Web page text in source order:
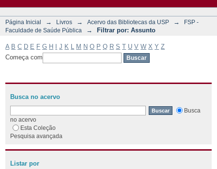
Página Inicial → Livros → Acervo das Bibliotecas da USP →
FSP -
Faculdade de Saúde Pública
→ Filtrar por: Assunto
A B C D E F G H J K M N O P Q R S T U V W X Y Z
Começa com
Busca no acervo
Busca
no acervo
Esta Coleção
Pesquisa avançada
Listar por